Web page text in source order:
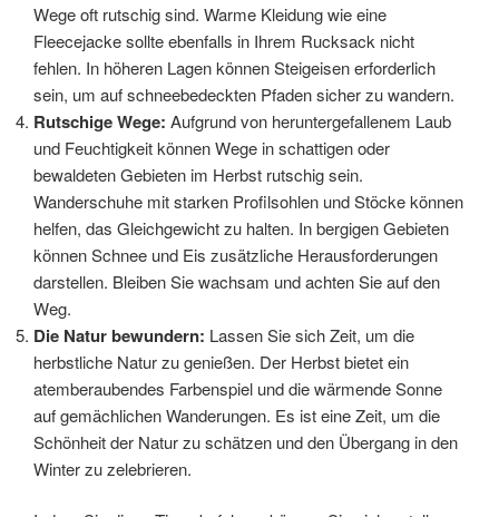
Wege oft rutschig sind. Warme Kleidung wie eine
Fleecejacke sollte ebenfalls in Ihrem Rucksack nicht
fehlen. In höheren Lagen können Steigeisen erforderlich
sein, um auf schneebedeckten Pfaden sicher zu wandern.
Rutschige Wege: Aufgrund von heruntergefallenem Laub
und Feuchtigkeit können Wege in schattigen oder
bewaldeten Gebieten im Herbst rutschig sein.
Wanderschuhe mit starken Profilsohlen und Stöcke können
helfen, das Gleichgewicht zu halten. In bergigen Gebieten
können Schnee und Eis zusätzliche Herausforderungen
darstellen. Bleiben Sie wachsam und achten Sie auf den
Weg.
Die Natur bewundern: Lassen Sie sich Zeit, um die
herbstliche Natur zu genießen. Der Herbst bietet ein
atemberaubendes Farbenspiel und die wärmende Sonne
auf gemächlichen Wanderungen. Es ist eine Zeit, um die
Schönheit der Natur zu schätzen und den Übergang in den
Winter zu zelebrieren.